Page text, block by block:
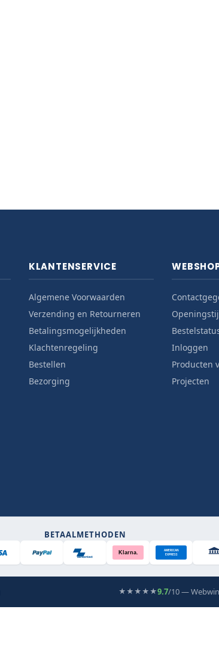
KLANTENSERVICE
Algemene Voorwaarden
Verzending en Retourneren
Betalingsmogelijkheden
Klachtenregeling
Bestellen
Bezorging
Inloggen
Producten
Projecten
BETAALMETHODEN
Bancontact
Klarna. AMERICAN
EXPRESS
★★★★★9.7/10 —